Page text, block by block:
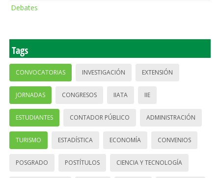
Debates
Tags
CONVOCATORIAS INVESTIGACIÓN EXTENSIÓN
JORNADAS CONGRESOS IIATA IIE
ESTUDIANTES CONTADOR PÚBLICO ADMINISTRACIÓN
TURISMO ESTADÍSTICA ECONOMÍA CONVENIOS
POSGRADO POSTÍTULOS CIENCIA Y TECNOLOGÍA